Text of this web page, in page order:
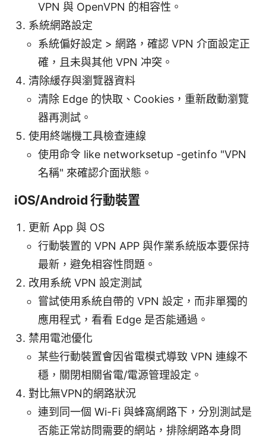
VPN 與 OpenVPN 的相容性。
系統網路設定
系統偏好設定 > 網路，確認 VPN 介面設定正
確，且未與其他 VPN 冲突。
清除緩存與瀏覽器資料
清除 Edge 的快取、Cookies，重新啟動瀏覽
器再測試。
使用終端機工具檢查連線
使用命令 like networksetup -getinfo "VPN
名稱" 來確認介面狀態。
iOS/Android 行動裝置
更新 App 與 OS
行動裝置的 VPN APP 與作業系統版本要保持
最新，避免相容性問題。
改用系統 VPN 設定測試
嘗試使用系統自帶的 VPN 設定，而非單獨的
應用程式，看看 Edge 是否能通過。
禁用電池優化
某些行動裝置會因省電模式導致 VPN 連線不
穩，關閉相關省電/電源管理設定。
對比無VPN的網路狀況
連到同一個 Wi-Fi 與蜂窩網路下，分別測試是
否能正常訪問需要的網站，排除網路本身問